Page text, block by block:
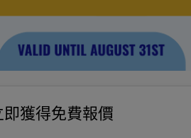
即獲得免費報價